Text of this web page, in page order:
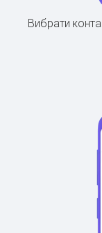
Вибрати